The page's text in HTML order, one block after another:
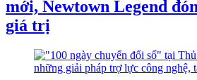
mới, Newtown Legend
giá trị